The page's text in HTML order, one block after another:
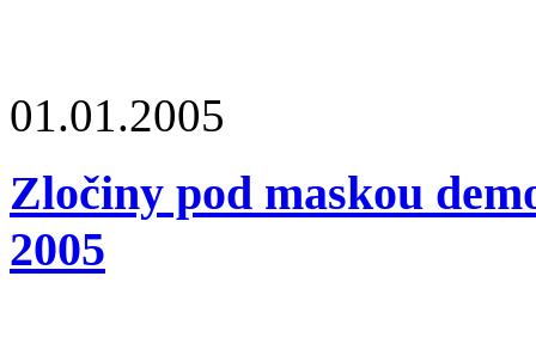
01.01.2005
Zločiny pod maskou
2005